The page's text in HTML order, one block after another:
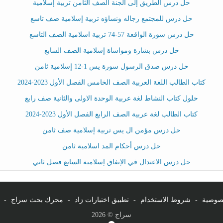
حل درس الطريق إلى الجنة الصف الثامن تربية إسلامية
حل درس للمجتمع رجاله ونساؤه تربية إسلامية صف تاسع
حل درس سورة الواقعة 57-74 تربية اسلامية الصف التاسع
حل درس بشارة ومواساة إسلامية الصف السابع
حل درس صدق الرسول سورة يس 1-12 إسلامية ثامن
كتاب الطالب اللغة العربية الصف الخامس الفصل الأول 2023-2024
حلول كتاب النشاط لغة عربية الوحدة الاولى والثانية صف رابع
كتاب الطالب لغة عربية الصف الرابع الفصل الأول 2023-2024
حل درس مؤمن ال يس تربية إسلامية صف ثامن
حل درس أحكام المد اسلامية ثامن
حل درس الاعتدال في الإنفاق إسلامية السابع فصل ثاني
- شروط الاستخدام - تطبيق اختبارات زاد - محرك بحث سراج -
سراج © 2026